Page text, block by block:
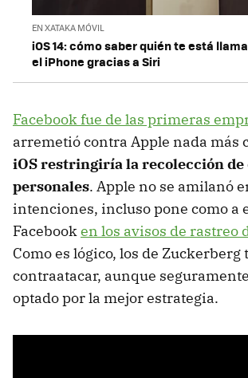
EN XATAKA MÓVIL
iOS 14: cómo saber quién te está
el iPhone gracias a Siri
Facebook fue de las primeras
arremetió contra Apple nada más
iOS restringiría la recolección de
personales. Apple no se amilanó
intenciones, incluso pone como a
Facebook en los avisos de rastreo
Como es lógico, los de Zuckerberg
contraatacar, aunque
optado por la mejor estrategia.